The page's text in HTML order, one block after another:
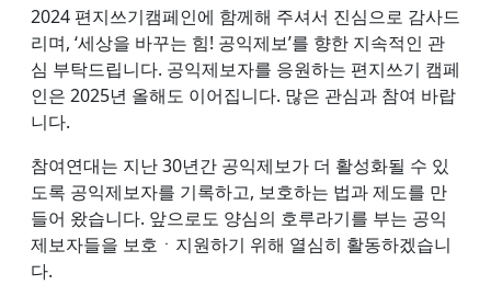
2024 편지쓰기캠페인에 함께해 주셔서 진심으로 감사드
리며, ‘세상을 바꾸는 힘! 공익제보’를 향한 지속적인 관
심 부탁드립니다. 공익제보자를 응원하는 편지쓰기 캠페
인은 2025년 올해도 이어집니다. 많은 관심과 참여 바랍
니다.
참여연대는 지난 30년간 공익제보가 더 활성화될 수 있
도록 공익제보자를 기록하고, 보호하는 법과 제도를 만
들어 왔습니다. 앞으로도 양심의 호루라기를 부는 공익
제보자들을 보호ㆍ지원하기 위해 열심히 활동하겠습니
다.